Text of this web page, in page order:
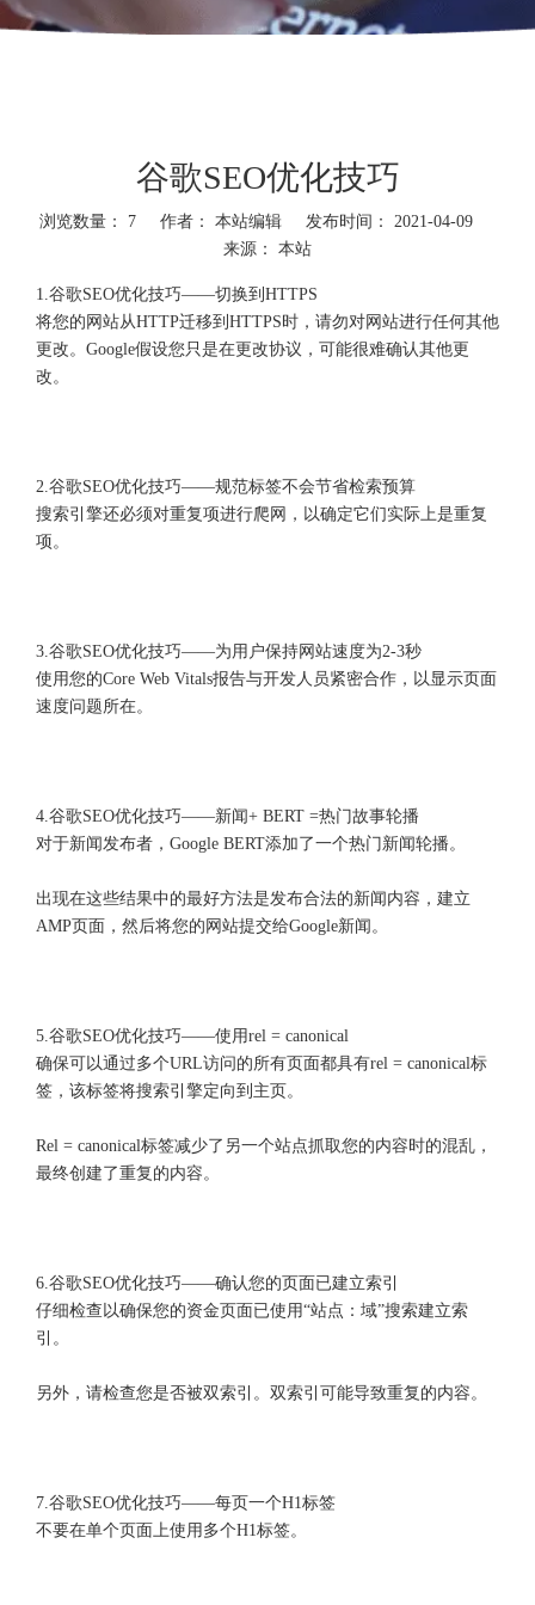
谷歌SEO优化技巧
浏览数量： 7作者： 本站编辑 发布时间： 2021-04-09
来源： 本站
1.谷歌SEO优化技巧——切换到HTTPS
将您的网站从HTTP迁移到HTTPS时，请勿对网站进行任何其他
更改。Google假设您只是在更改协议，可能很难确认其他更
改。
2.谷歌SEO优化技巧——规范标签不会节省检索预算
搜索引擎还必须对重复项进行爬网，以确定它们实际上是重复
项。
3.谷歌SEO优化技巧——为用户保持网站速度为2-3秒
使用您的Core Web Vitals报告与开发人员紧密合作，以显示页面
速度问题所在。
4.谷歌SEO优化技巧——新闻+ BERT =热门故事轮播
对于新闻发布者，Google BERT添加了一个热门新闻轮播。
出现在这些结果中的最好方法是发布合法的新闻内容，建立
AMP页面，然后将您的网站提交给Google新闻。
5.谷歌SEO优化技巧——使用rel = canonical
确保可以通过多个URL访问的所有页面都具有rel = canonical标
签，该标签将搜索引擎定向到主页。
Rel = canonical标签减少了另一个站点抓取您的内容时的混乱，
最终创建了重复的内容。
6.谷歌SEO优化技巧——确认您的页面已建立索引
仔细检查以确保您的资金页面已使用“站点：域”搜索建立索
引。
另外，请检查您是否被双索引。双索引可能导致重复的内容。
7.谷歌SEO优化技巧——每页一个H1标签
不要在单个页面上使用多个H1标签。